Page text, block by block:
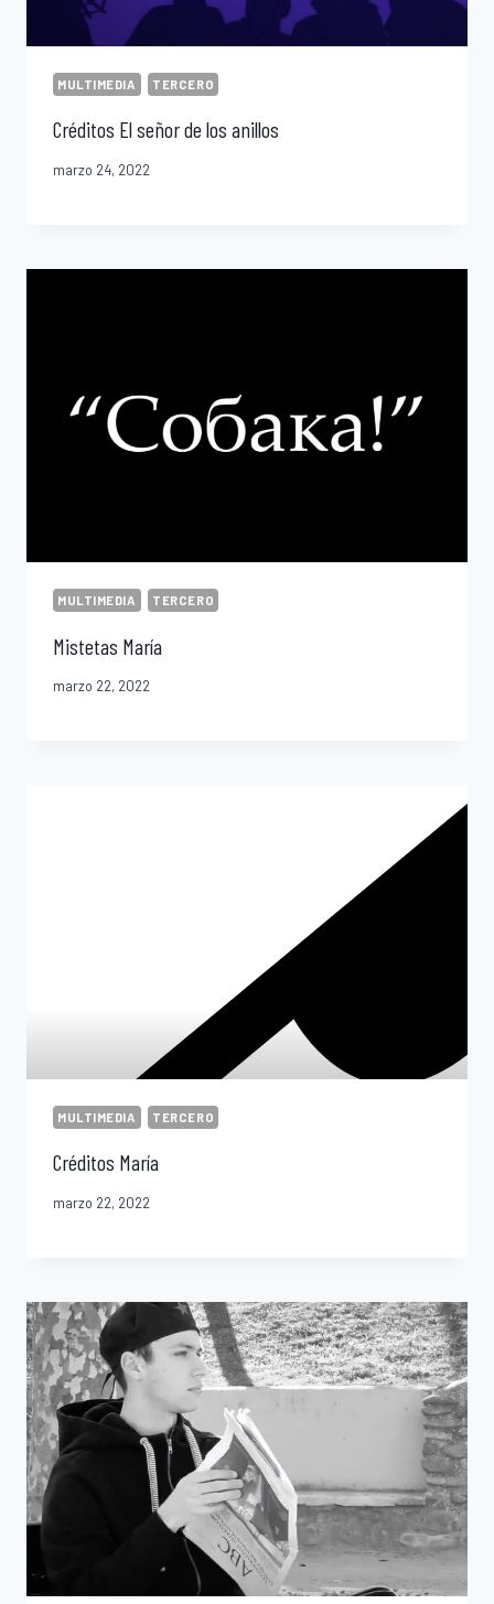
MULTIMEDIA TERCERO
Créditos El señor de los anillos
marzo 24, 2022
MULTIMEDIA TERCERO
Mistetas María
marzo 22, 2022
MULTIMEDIA TERCERO
Créditos María
marzo 22, 2022